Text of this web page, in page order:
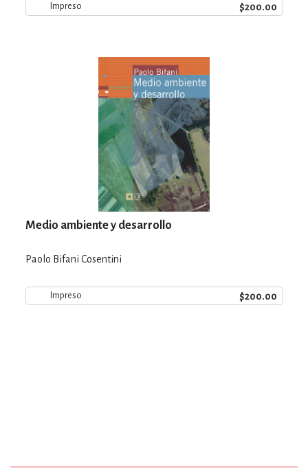
Impreso $200.00
Medio ambiente y desarrollo
Paolo Bifani Cosentini
Impreso $200.00